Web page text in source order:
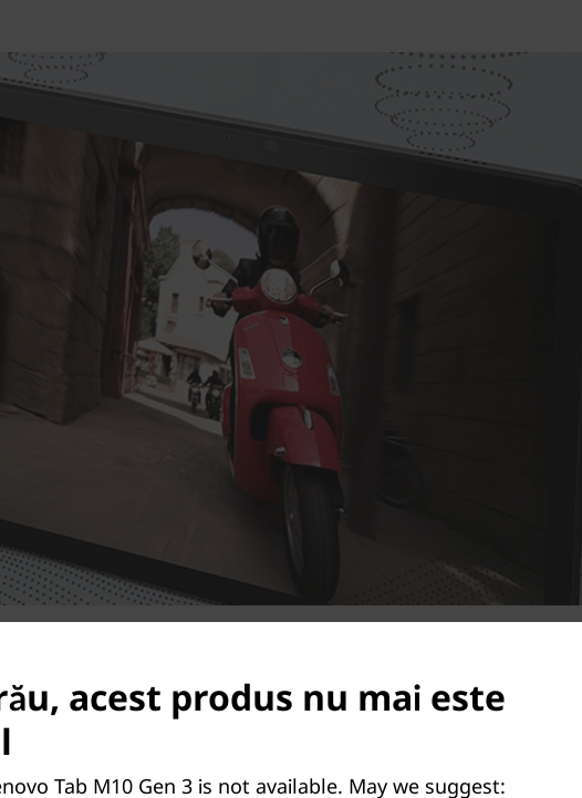
Spațiu distractiv și sănătos pentru copii
Space*-preîncărcat pe tabletele Lenovo-îi ajută pe copii să
să creeze și să se dezvolte cu ajutorul unei biblioteci de
acest produs nu mai este
Tab M10 Gen 3 is not available. May we suggest: